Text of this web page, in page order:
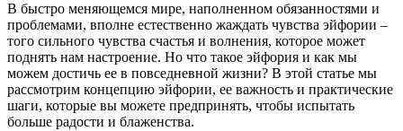
В быстро меняющемся мире, наполненном обязанностями и
проблемами, вполне естественно жаждать чувства эйфории –
того сильного чувства счастья и волнения, которое может
поднять нам настроение. Но что такое эйфория и как мы
можем достичь ее в повседневной жизни? В этой статье мы
рассмотрим концепцию эйфории, ее важность и практические
шаги, которые вы можете предпринять, чтобы испытать
больше радости и блаженства.